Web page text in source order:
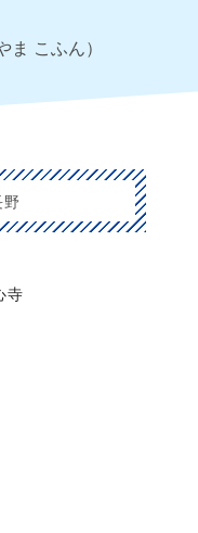
ま こふん）
寺